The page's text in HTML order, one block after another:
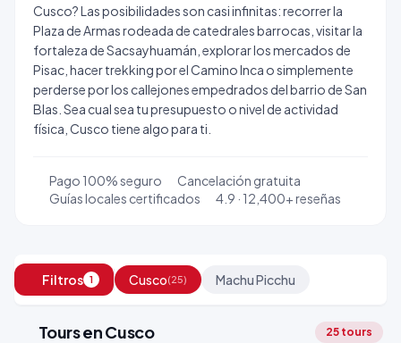
Cusco? Las posibilidades son casi infinitas: recorrer la
Plaza de Armas rodeada de catedrales barrocas, visitar la
fortaleza de Sacsayhuamán, explorar los mercados de
Pisac, hacer trekking por el Camino Inca o simplemente
perderse por los callejones empedrados del barrio de San
Blas. Sea cual sea tu presupuesto o nivel de actividad
física, Cusco tiene algo para ti.
Pago 100% seguro
Cancelación gratuita
Guías locales certificados
4.9 · 12,400+ reseñas
Filtros 1 Cusco(25) Machu Picchu
Tours en Cusco 25 tours